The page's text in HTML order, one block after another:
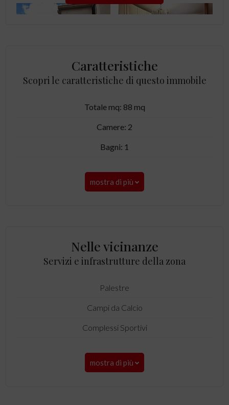
Caratteristiche
Scopri le caratteristiche di questo immobile
Totale mq: 88 mq
Camere: 2
Bagni: 1
mostra di più
Nelle vicinanze
Servizi e infrastrutture della zona
Palestre
Campi da Calcio
Complessi Sportivi
mostra di più